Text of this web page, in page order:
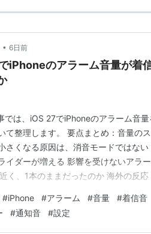
• 6日前
iPhoneのアラーム音量が着
では、iOS 27でiPhoneのアラーム音
て整理します。 要点まとめ：音量の
さくなる原因は、消音モードではな
イダーが増える 影響を受けないアラ
く、1本のままだったのか 海外の反
とつ どうも、となりです。 寝る前に
に入る。翌朝…
#iPhone #アラーム #音量 #着信音
#通知音 #設定